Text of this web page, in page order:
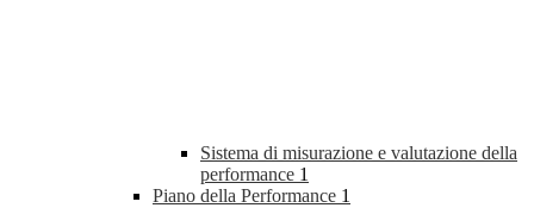
Sistema di misurazione e valutazione della
performance 1
Piano della Performance 1